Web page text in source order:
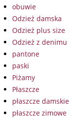
obuwie
Odzież damska
Odzież plus size
Odzież z denimu
pantone
paski
Piżamy
Płaszcze
płaszcze damskie
płaszcze zimowe